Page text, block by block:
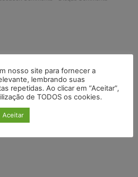
nosso site para fornecer a
lembrando suas
repetidas. Ao clicar em “Aceitar”,
de TODOS os cookies.
Aceitar